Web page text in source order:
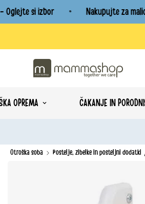
si izbor Nakupujte za
OPREMA ČAKANJE IN
Otroška soba Postelje, zibelke in posteljni dodatki